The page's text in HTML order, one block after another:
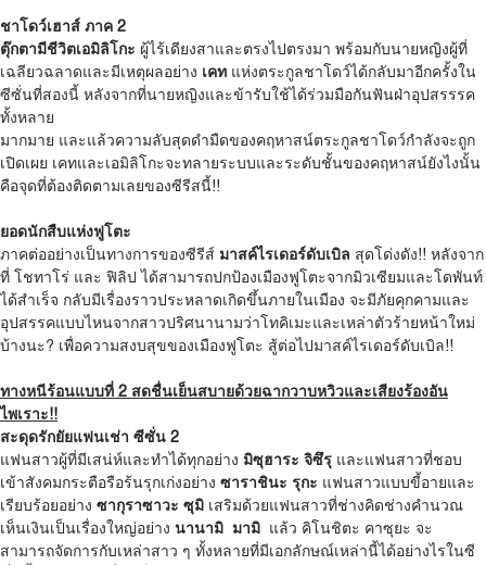
ชาโดว์เฮาส์ ภาค 2
ตุ๊กตามีชีวิตเอมิลิโกะ ผู้ไร้เดียงสาและตรงไปตรงมา พร้อมกับนายหญิงผู้ที่
เฉลียวฉลาดและมีเหตุผลอย่าง เคท แห่งตระกูลชาโดว์ได้กลับมาอีกครั้งใน
ซีซั่นที่สองนี้ หลังจากที่นายหญิงและข้ารับใช้ได้ร่วมมือกันฟันฝ่าอุปสรรรค
ทั้งหลาย
มากมาย และแล้วความลับสุดดำมืดของคฤหาสน์ตระกูลชาโดว์กำลังจะถูก
เปิดเผย เคทและเอมิลิโกะจะทลายระบบและระดับชั้นของคฤหาสน์ยังไงนั้น
คือจุดที่ต้องติดตามเลยของซีรีสนี้!!
ยอดนักสืบแห่งฟูโตะ
ภาคต่ออย่างเป็นทางการของซีรีส์ มาสค์ไรเดอร์ดับเบิล สุดโด่งดัง!! หลังจาก
ที่ โชทาโร่ และ ฟิลิป ได้สามารถปกป้องเมืองฟูโตะจากมิวเซียมและโดพันท์
ได้สำเร็จ กลับมีเรื่องราวประหลาดเกิดขึ้นภายในเมือง จะมีภัยคุกคามและ
อุปสรรคแบบไหนจากสาวปริศนานามว่าโทคิเมะและเหล่าตัวร้ายหน้าใหม่
บ้างนะ? เพื่อความสงบสุขของเมืองฟูโตะ สู้ต่อไปมาสค์ไรเดอร์ดับเบิล!!
ทางหนีร้อนแบบที่ 2 สดชื่นเย็นสบายด้วยฉากวาบหวิวและเสียงร้องอัน
ไพเราะ!!
สะดุดรักยัยแฟนเช่า ซีซั่น 2
แฟนสาวผู้ที่มีเสน่ห์และทำได้ทุกอย่าง มิซุฮาระ จิซึรุ และแฟนสาวที่ชอบ
เข้าสังคมกระตือรือร้นรุกเก่งอย่าง ซาราชินะ รุกะ แฟนสาวแบบขี้อายและ
เรียบร้อยอย่าง ซากุราซาวะ ซุมิ เสริมด้วยแฟนสาวที่ช่างคิดช่างคำนวณ
เห็นเงินเป็นเรื่องใหญ่อย่าง นานามิ มามิ แล้ว คิโนชิตะ คาซุยะ จะ
สามารถจัดการกับเหล่าสาว ๆ ทั้งหลายที่มีเอกลักษณ์เหล่านี้ได้อย่างไรในซี